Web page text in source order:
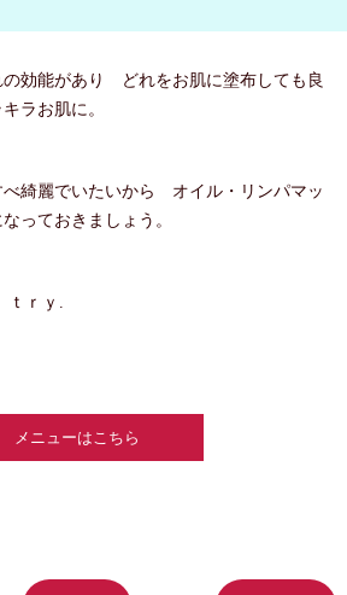
の効能があり どれをお肌に塗布しても良
ラお肌に。
べ綺麗でいたいから オイル・リンパマッ
っておきましょう。
ｒｙ.
メニューはこちら